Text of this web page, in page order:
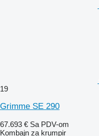
19
Grimme SE 290
67.693 € Sa PDV-om
Kombajn za krumpir